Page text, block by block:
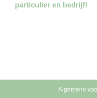
particulier en bedrijf!
Algemene